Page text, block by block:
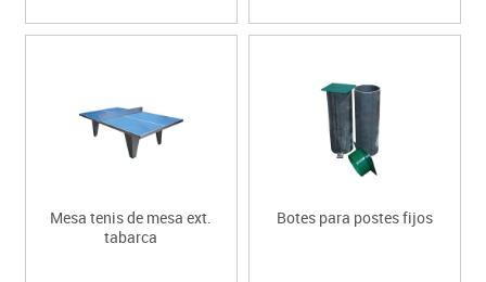
Mesa tenis de mesa ext.
tabarca
Botes para postes fijos